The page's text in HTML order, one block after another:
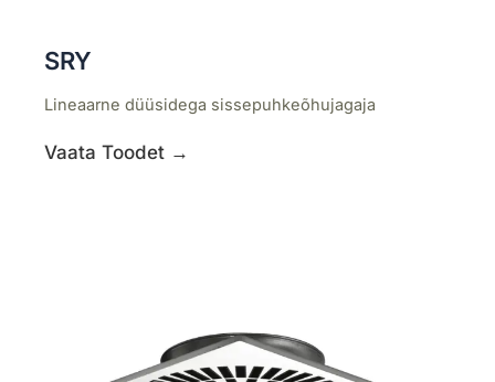
SRY
Lineaarne düüsidega sissepuhkeõhujagaja
Vaata Toodet →